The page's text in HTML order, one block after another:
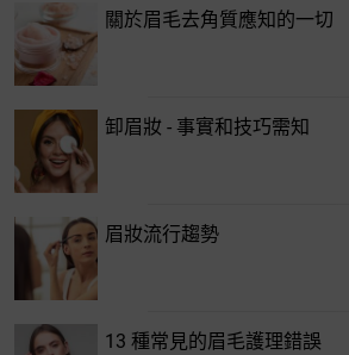
關於眉毛去角質應知的一切
卸眉妝 - 事實和技巧需知
眉妝流行趨勢
13 種常見的眉毛護理錯誤